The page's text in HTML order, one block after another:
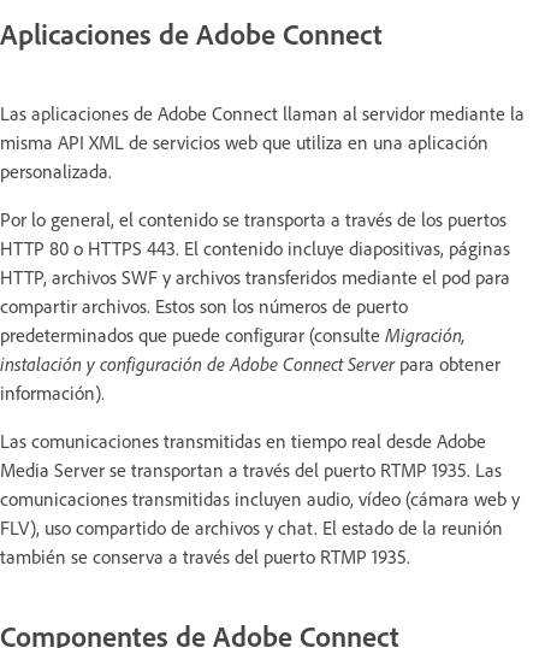
Aplicaciones de Adobe Connect
Las aplicaciones de Adobe Connect llaman al servidor mediante la
misma API XML de servicios web que utiliza en una aplicación
personalizada.
Por lo general, el contenido se transporta a través de los puertos
HTTP 80 o HTTPS 443. El contenido incluye diapositivas, páginas
HTTP, archivos SWF y archivos transferidos mediante el pod para
compartir archivos. Estos son los números de puerto
predeterminados que puede configurar (consulte Migración,
instalación y configuración de Adobe Connect Serverpara obtener
información).
Las comunicaciones transmitidas en tiempo real desde Adobe
Media Server se transportan a través del puerto RTMP 1935. Las
comunicaciones transmitidas incluyen audio, vídeo (cámara web y
FLV), uso compartido de archivos y chat. El estado de la reunión
también se conserva a través del puerto RTMP 1935.
Componentes de Adobe Connect